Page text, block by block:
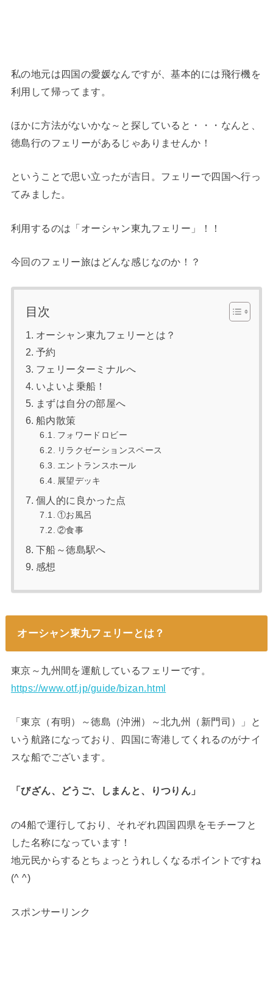
私の地元は四国の愛媛なんですが、基本的には飛行機を
利用して帰ってます。
ほかに方法がないかな～と探していると・・・なんと、
徳島行のフェリーがあるじゃありませんか！
ということで思い立ったが吉日。フェリーで四国へ行っ
てみました。
利用するのは「オーシャン東九フェリー」！！
今回のフェリー旅はどんな感じなのか！？
目次
オーシャン東九フェリーとは？
予約
フェリーターミナルへ
いよいよ乗船！
まずは自分の部屋へ
船内散策
フォワードロビー
リラクゼーションスペース
エントランスホール
展望デッキ
個人的に良かった点
①お風呂
②食事
下船～徳島駅へ
感想
オーシャン東九フェリーとは？
東京～九州間を運航しているフェリーです。
https://www.otf.jp/guide/bizan.html
「東京（有明）～徳島（沖洲）～北九州（新門司）」と
いう航路になっており、四国に寄港してくれるのがナイ
スな船でございます。
「びざん、どうご、しまんと、りつりん」
の4船で運行しており、それぞれ四国四県をモチーフと
した名称になっています！
地元民からするとちょっとうれしくなるポイントですね
(^ ^)
スポンサーリンク